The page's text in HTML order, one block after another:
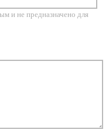
и не предназначено для